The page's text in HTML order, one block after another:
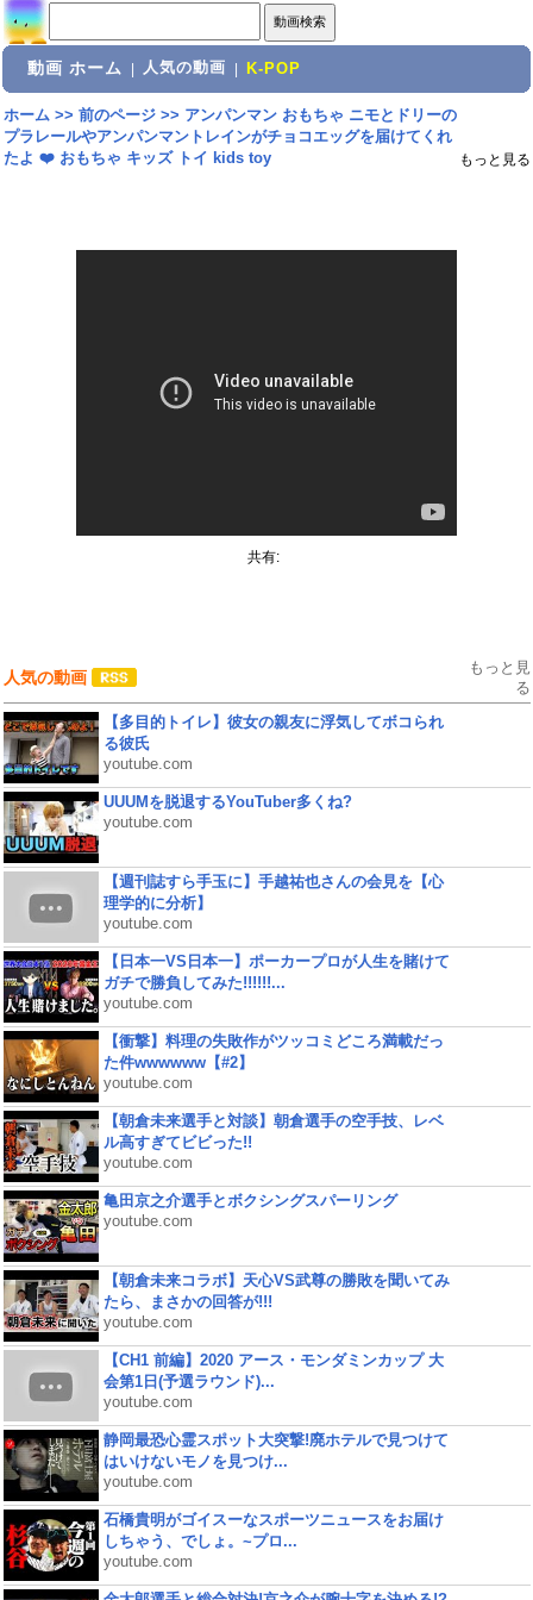
動画 ホーム 人気の動画 K-POP
ホーム>> 前のページ>> アンパンマン おもちゃ ニモとドリーの
プラレールやアンパンマントレインがチョコエッグを届けてくれ
たよ ❤️ おもちゃ キッズ トイ kids toy
もっと見る
共有:
人気の動画
もっと見
る
【多目的トイレ】彼女の親友に浮気してボコられ
る彼氏
youtube.com
UUUMを脱退するYouTuber多くね?
youtube.com
【週刊誌すら手玉に】手越祐也さんの会見を【心
理学的に分析】
youtube.com
【日本一VS日本一】ポーカープロが人生を賭けて
ガチで勝負してみた!!!!!!...
youtube.com
【衝撃】料理の失敗作がツッコミどころ満載だっ
た件wwwwww【#2】
youtube.com
【朝倉未来選手と対談】朝倉選手の空手技、レベ
ル高すぎてビビった!!
youtube.com
亀田京之介選手とボクシングスパーリング
youtube.com
【朝倉未来コラボ】天心VS武尊の勝敗を聞いてみ
たら、まさかの回答が!!!
youtube.com
【CH1 前編】2020 アース・モンダミンカップ 大
会第1日(予選ラウンド)...
youtube.com
静岡最恐心霊スポット大突撃!廃ホテルで見つけて
はいけないモノを見つけ...
youtube.com
石橋貴明がゴイスーなスポーツニュースをお届け
しちゃう、でしょ。~プロ...
youtube.com